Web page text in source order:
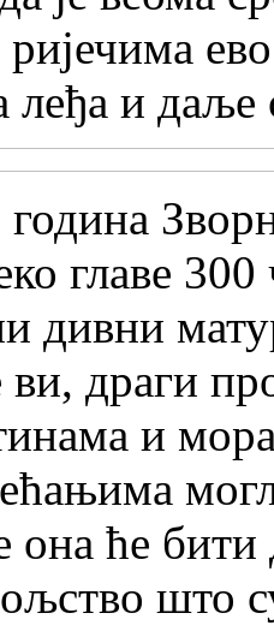
и даље
главе 300
дивни
ви, драги
и
ће бити
што